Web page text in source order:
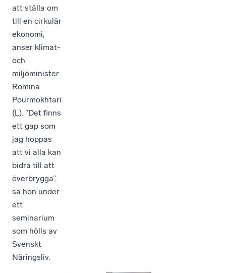
att ställa om
till en cirkulär
ekonomi,
anser klimat-
och
miljöminister
Romina
Pourmokhtari
(L). ”Det finns
ett gap som
jag hoppas
att vi alla kan
bidra till att
överbrygga”,
sa hon under
ett
seminarium
som hölls av
Svenskt
Näringsliv.